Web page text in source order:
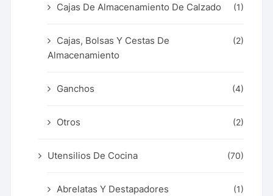
Cajas De Almacenamiento De Calzado (1)
Cajas, Bolsas Y Cestas De
Almacenamiento
(2)
Ganchos (4)
Otros (2)
Utensilios De Cocina (70)
Abrelatas Y Destapadores (1)